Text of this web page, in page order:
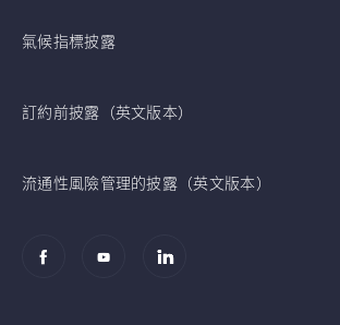
氣候指標披露
訂約前披露（英文版本）
流通性風險管理的披露（英文版本）